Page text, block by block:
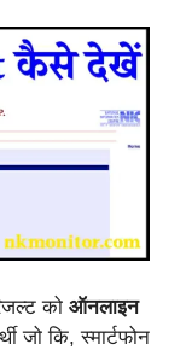
को ऑनलाइन
जो कि, स्मार्टफोन